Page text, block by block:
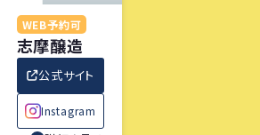
WEB予約可
志摩醸造
公式サイト
Instagram